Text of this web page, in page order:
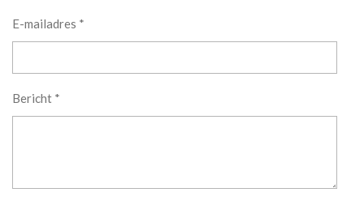
E-mailadres *
Bericht *